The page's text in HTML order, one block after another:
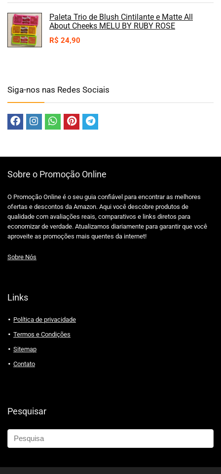
Paleta Trio de Blush Cintilante e Matte All
About Cheeks MELU BY RUBY ROSE
R$ 24,90
Siga-nos nas Redes Sociais
Sobre o Promoção Online
O Promoção Online é o seu guia confiável para encontrar as melhores
ofertas e descontos da Amazon. Aqui você descobre produtos de
qualidade com avaliações reais, comparativos e links diretos para
economizar de verdade. Atualizamos diariamente para garantir que você
aproveite as promoções mais quentes da internet!
Sobre Nós
Links
Política de privacidade
Termos e Condições
Sitemap
Contato
Pesquisar